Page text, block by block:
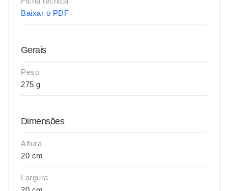
Baixar o PDF
Gerais
Peso
275 g
Dimensões
Altura
20 cm
Largura